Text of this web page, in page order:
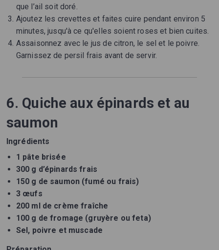
que l’ail soit doré.
Ajoutez les crevettes et faites cuire pendant environ 5
minutes, jusqu'à ce qu'elles soient roses et bien cuites.
Assaisonnez avec le jus de citron, le sel et le poivre.
Garnissez de persil frais avant de servir.
6. Quiche aux épinards et au
saumon
Ingrédients
1 pâte brisée
300 g d’épinards frais
150 g de saumon (fumé ou frais)
3 œufs
200 ml de crème fraîche
100 g de fromage (gruyère ou feta)
Sel, poivre et muscade